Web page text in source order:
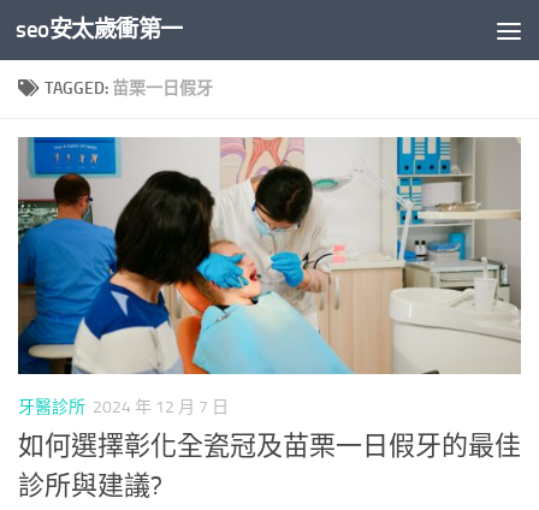
Skip to content
seo安太歲衝第一
TAGGED: 苗栗一日假牙
牙醫診所 2024 年 12 月 7 日
如何選擇彰化全瓷冠及苗栗一日假牙的最佳
診所與建議?